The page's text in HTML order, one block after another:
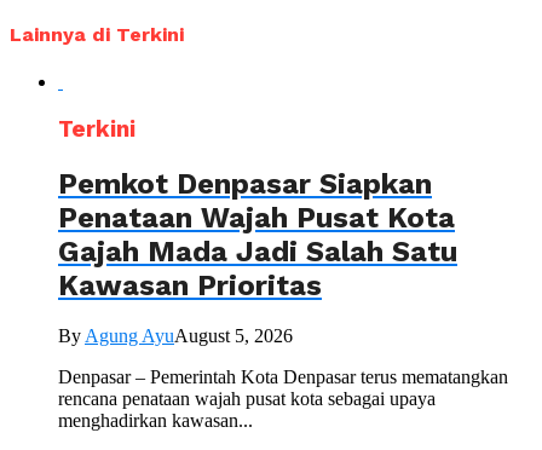
Lainnya di Terkini
Terkini
Pemkot Denpasar Siapkan
Penataan Wajah Pusat Kota
Gajah Mada Jadi Salah Satu
Kawasan Prioritas
ByAgung AyuAugust 5, 2026
Denpasar – Pemerintah Kota Denpasar terus mematangkan
rencana penataan wajah pusat kota sebagai upaya
menghadirkan kawasan...